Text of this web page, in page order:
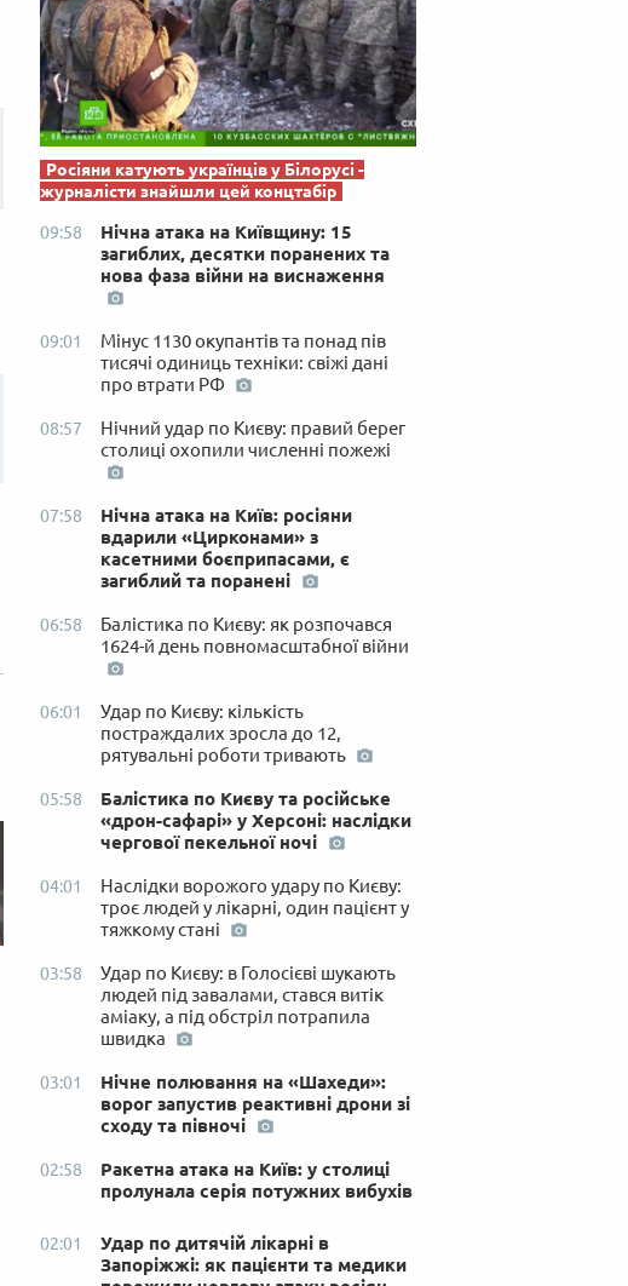
Росіяни катують українців у Білорусі -
журналісти знайшли цей концтабір
09:58
Нічна атака на Київщину: 15
загиблих, десятки поранених та
нова фаза війни на виснаження
09:01
Мінус 1130 окупантів та понад пів
тисячі одиниць техніки: свіжі дані
про втрати РФ
08:57
Нічний удар по Києву: правий берег
столиці охопили численні пожежі
07:58
Нічна атака на Київ: росіяни
вдарили «Цирконами» з
касетними боєприпасами, є
загиблий та поранені
06:58
Балістика по Києву: як розпочався
1624-й день повномасштабної війни
06:01
Удар по Києву: кількість
постраждалих зросла до 12,
рятувальні роботи тривають
05:58
Балістика по Києву та російське
«дрон-сафарі» у Херсоні: наслідки
чергової пекельної ночі
04:01
Наслідки ворожого удару по Києву:
троє людей у лікарні, один пацієнт у
тяжкому стані
03:58
Удар по Києву: в Голосієві шукають
людей під завалами, стався витік
аміаку, а під обстріл потрапила
швидка
03:01
Нічне полювання на «Шахеди»:
ворог запустив реактивні дрони зі
сходу та півночі
02:58
Ракетна атака на Київ: у столиці
пролунала серія потужних вибухів
02:01
Удар по дитячій лікарні в
Запоріжжі: як пацієнти та медики